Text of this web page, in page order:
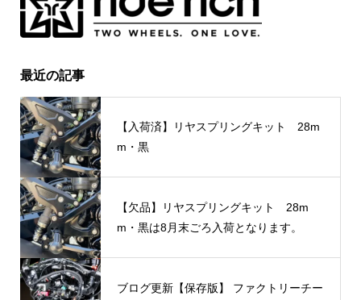
最近の記事
【入荷済】リヤスプリングキット 28m
m・黒
【欠品】リヤスプリングキット 28m
m・黒は8月末ごろ入荷となります。
ブログ更新【保存版】 ファクトリーチー